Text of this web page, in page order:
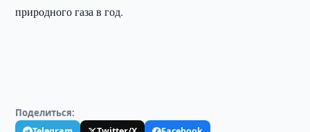
природного газа в год.
Поделиться: